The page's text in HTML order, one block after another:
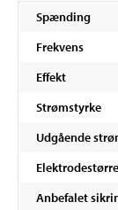
Spænding
Frekvens
Effekt
Strømstyrke
Udgående
Anbefalet